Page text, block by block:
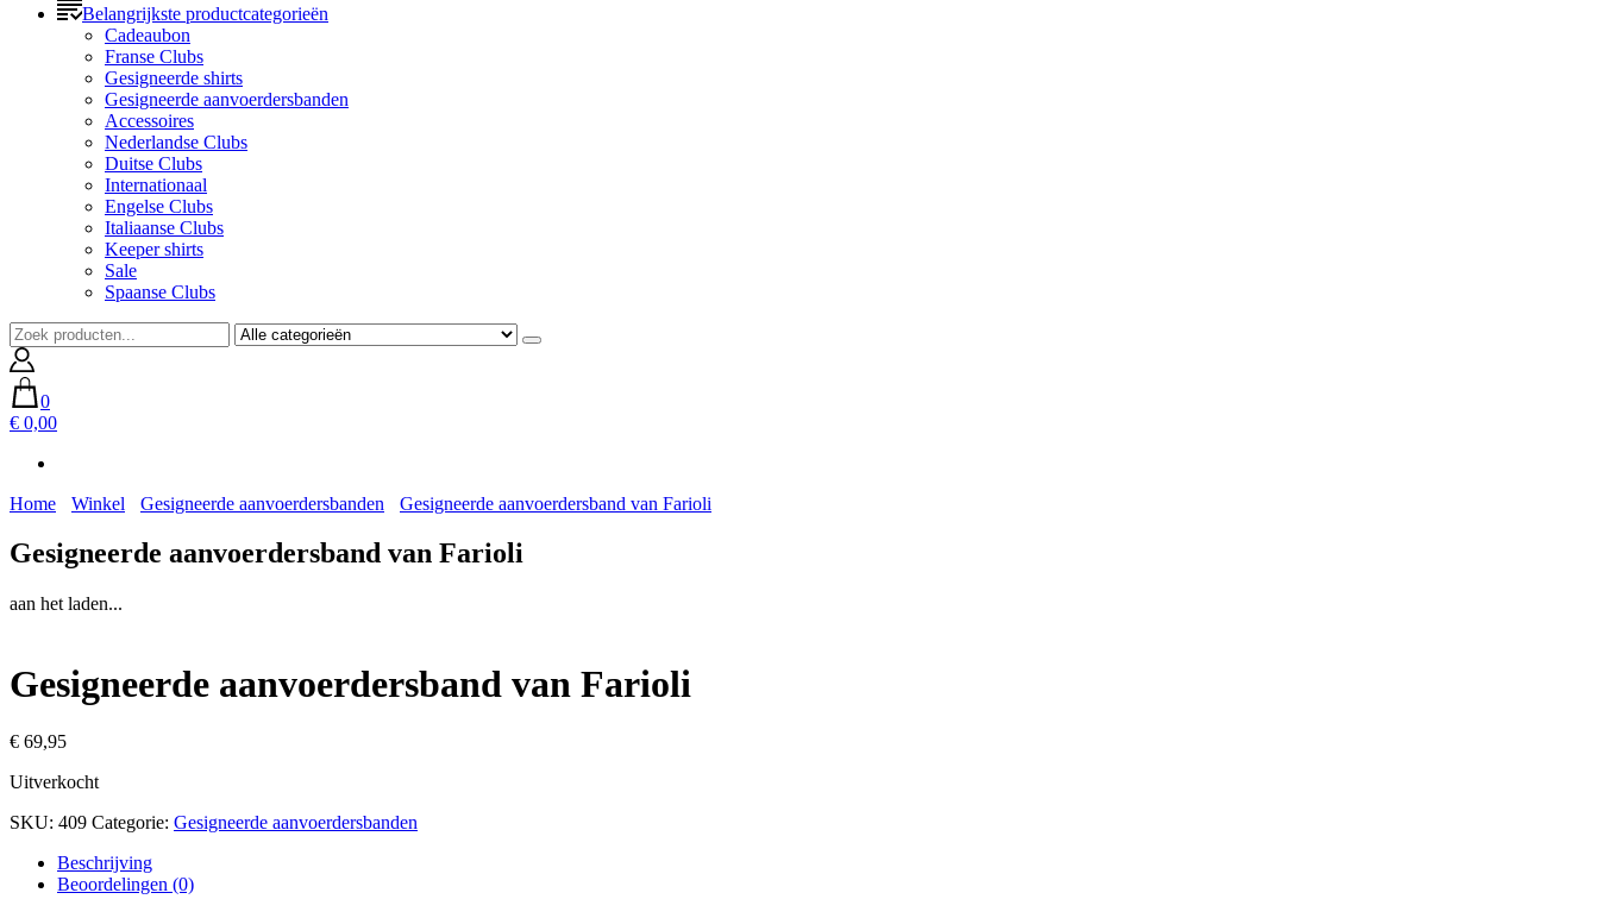
Belangrijkste productcategorieën
Cadeaubon
Franse Clubs
Gesigneerde shirts
Gesigneerde aanvoerdersbanden
Accessoires
Nederlandse Clubs
Duitse Clubs
Internationaal
Engelse Clubs
Italiaanse Clubs
Keeper shirts
Sale
Spaanse Clubs
0
€ 0,00
Home Winkel Gesigneerde aanvoerdersbanden Gesigneerde aanvoerdersband van Farioli
Gesigneerde aanvoerdersband van Farioli
aan het laden...
Gesigneerde aanvoerdersband van Farioli
€ 69,95
Uitverkocht
SKU: 409 Categorie: Gesigneerde aanvoerdersbanden
Beschrijving
Beoordelingen (0)